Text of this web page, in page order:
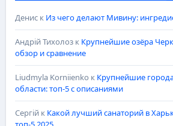
Дениск Из чего делают Мивину:
Андрій Тихолозк Крупнейшие озёра
обзор и сравнение
Liudmyla Korniienko к Крупнейшие
области: топ-5 с описаниями
Сергійк Какой лучший санаторий в